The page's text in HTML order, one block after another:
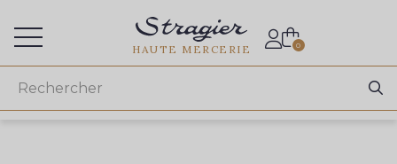
HAUTE MERCERIE 0